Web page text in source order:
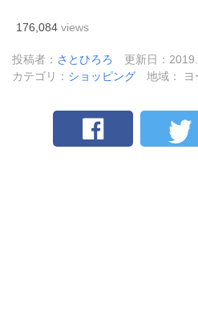
176,084 views
投稿者： さとひろろ
更新日：
カテゴリ： ショッピング 地域： ヨ